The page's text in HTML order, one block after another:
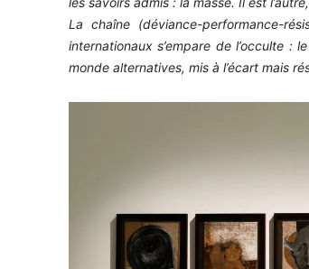
La chaîne (déviance-performance-
internationaux s’empare de l’occulte :
monde alternatives, mis à l’écart mais